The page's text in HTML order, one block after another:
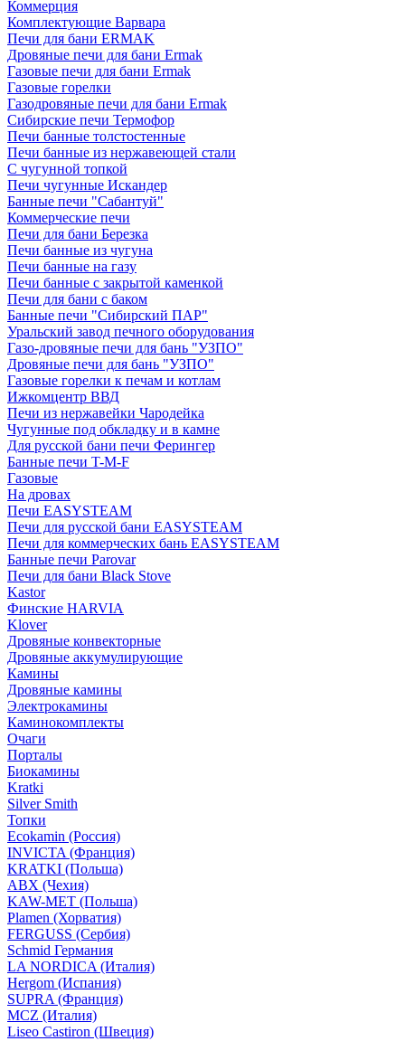
Коммерция
Комплектующие Варвара
Печи для бани ERMAK
Дровяные печи для бани Ermak
Газовые печи для бани Ermak
Газовые горелки
Газодровяные печи для бани Ermak
Сибирские печи Термофор
Печи банные толстостенные
Печи банные из нержавеющей стали
С чугунной топкой
Печи чугунные Искандер
Банные печи "Сабантуй"
Коммерческие печи
Печи для бани Березка
Печи банные из чугуна
Печи банные на газу
Печи банные с закрытой каменкой
Печи для бани с баком
Банные печи "Сибирский ПАР"
Уральский завод печного оборудования
Газо-дровяные печи для бань "УЗПО"
Дровяные печи для бань "УЗПО"
Газовые горелки к печам и котлам
Ижкомцентр ВВД
Печи из нержавейки Чародейка
Чугунные под обкладку и в камне
Для русской бани печи Ферингер
Банные печи T-M-F
Газовые
На дровах
Печи EASYSTEAM
Печи для русской бани EASYSTEAM
Печи для коммерческих бань EASYSTEAM
Банные печи Parovar
Печи для бани Black Stove
Kastor
Финские HARVIA
Klover
Дровяные конвекторные
Дровяные аккумулирующие
Камины
Дровяные камины
Электрокамины
Каминокомплекты
Очаги
Порталы
Биокамины
Kratki
Silver Smith
Топки
Ecokamin (Россия)
INVICTA (Франция)
KRATKI (Польша)
ABX (Чехия)
KAW-MET (Польша)
Plamen (Хорватия)
FERGUSS (Сербия)
Schmid Германия
LA NORDICA (Италия)
Hergom (Испания)
SUPRA (Франция)
MCZ (Италия)
Liseo Castiron (Швеция)